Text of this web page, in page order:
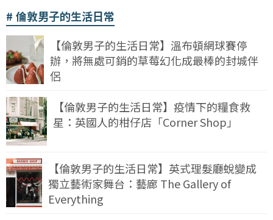
倫敦男子的生活日常
【倫敦男子的生活日常】溫布頓網球賽停
辦，將無處可銷的草莓幻化成最棒的封城伴
侶
【倫敦男子的生活日常】疫情下的糧食救
星：英國人的柑仔店「Corner Shop」
【倫敦男子的生活日常】英式理髮廳蛻變成
獨立藝術家舞台：藝廊 The Gallery of
Everything